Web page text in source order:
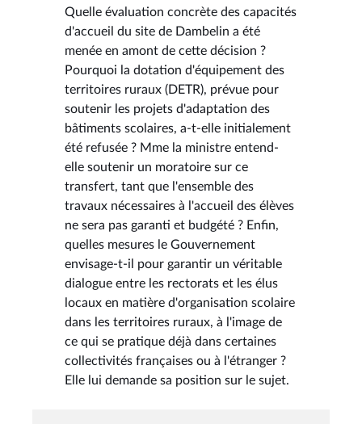
Quelle évaluation concrète des capacités
d'accueil du site de Dambelin a été
menée en amont de cette décision ?
Pourquoi la dotation d'équipement des
territoires ruraux (DETR), prévue pour
soutenir les projets d'adaptation des
bâtiments scolaires, a-t-elle initialement
été refusée ? Mme la ministre entend-
elle soutenir un moratoire sur ce
transfert, tant que l'ensemble des
travaux nécessaires à l'accueil des élèves
ne sera pas garanti et budgété ? Enfin,
quelles mesures le Gouvernement
envisage-t-il pour garantir un véritable
dialogue entre les rectorats et les élus
locaux en matière d'organisation scolaire
dans les territoires ruraux, à l'image de
ce qui se pratique déjà dans certaines
collectivités françaises ou à l'étranger ?
Elle lui demande sa position sur le sujet.